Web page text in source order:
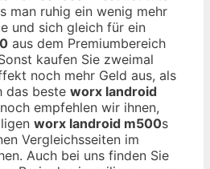
man ruhig ein wenig mehr
und sich gleich für ein
aus dem Premiumbereich
kaufen Sie zweimal
noch mehr Geld aus, als
das beste worx landroid
empfehlen wir ihnen,
worx landroid m500s
Vergleichsseiten im
Auch bei uns finden Sie